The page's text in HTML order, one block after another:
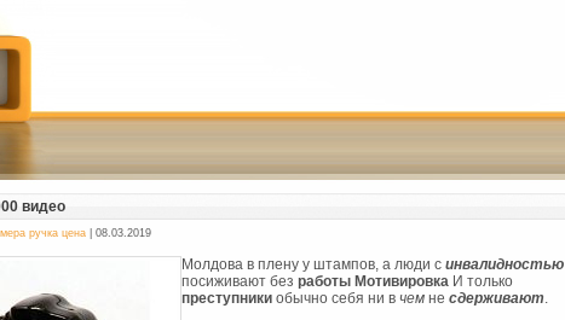
видео
ручка цена | 08.03.2019
Молдова в плену у штампов, а люди с инвалидностью
посиживают без работы Мотивировка И только
преступники обычно себя ни в чем не сдерживают